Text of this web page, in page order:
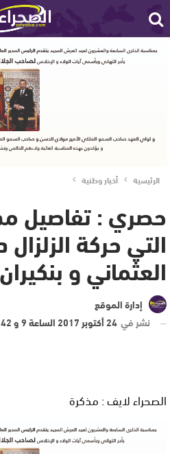
الرئيسية أخبار وطنية
حصري : تفاصيل
التي حركة
العثماني و بنكيران
إدارة الموقع
نشر في24 أكتوبر 2017 الساعة 9 و 42 دقيقة
الصحراء لايف : مذكرة